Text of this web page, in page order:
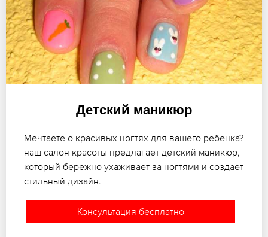
Детский маникюр
Мечтаете о красивых ногтях для вашего ребенка?
наш салон красоты предлагает детский маникюр,
который бережно ухаживает за ногтями и создает
стильный дизайн.
Консультация бесплатно